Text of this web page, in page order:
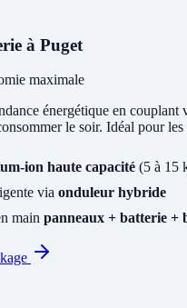
à Puget
maximale
énergétique en couplant
le soir. Idéal pour
ion haute capacité (5 à 15
via onduleur hybride
main panneaux + batterie +